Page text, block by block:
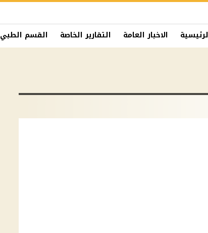
الاخبار العامة التقارير الخاصة القسم الطبي